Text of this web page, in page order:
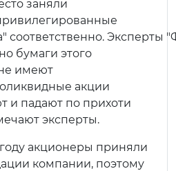
заняли
соответственно. Эксперты
бумаги этого
имеют
акции
и падают по прихоти
эксперты.
году акционеры приняли
компании, поэтому